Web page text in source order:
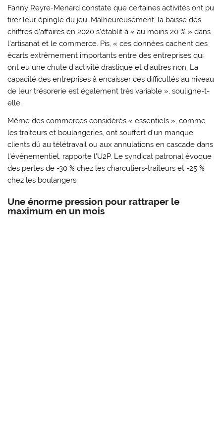
Fanny Reyre-Menard constate que certaines activités ont pu
tirer leur épingle du jeu. Malheureusement, la baisse des
chiffres d’affaires en 2020 s’établit à « au moins 20 % » dans
l’artisanat et le commerce. Pis, « ces données cachent des
écarts extrêmement importants entre des entreprises qui
ont eu une chute d’activité drastique et d’autres non. La
capacité des entreprises à encaisser ces difficultés au niveau
de leur trésorerie est également très variable », souligne-t-
elle.
Même des commerces considérés « essentiels », comme
les traiteurs et boulangeries, ont souffert d’un manque
clients dû au télétravail ou aux annulations en cascade dans
l’événementiel, rapporte l’U2P. Le syndicat patronal évoque
des pertes de -30 % chez les charcutiers-traiteurs et -25 %
chez les boulangers.
Une énorme pression pour rattraper le
maximum en un mois